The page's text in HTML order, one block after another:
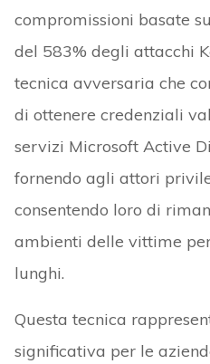
compromissioni basate
del 583% degli attacchi
tecnica avversaria che
di ottenere credenziali
servizi Microsoft Active
fornendo agli attori
consentendo loro di
ambienti delle vittime
lunghi.
Questa tecnica
significativa per le